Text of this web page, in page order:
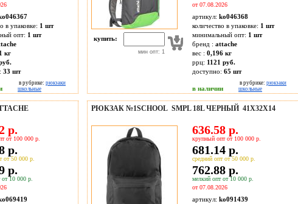
в упаковке: 1 шт
опт: 1 шт
кг
33 шт
в рубрике: рюкзаки
школьные
купить:
мин опт: 1
от 07.08.2026
артикул: ko046368
количество в упаковке: 1 шт
минимальный опт: 1 шт
бренд : attache
вес : 0,196 кг
ррц: 1121 руб.
доступно: 65 шт
в наличии
в рубрике: рюкзаки
школьные
р.
от 100 000 р.
р.
от 50 000 р.
р.
10 000 р.
РЮКЗАК №1SCHOOL SMPL 18L ЧЕРНЫЙ 41Х32Х14
636.58 р.
крупный опт от 100 000 р.
681.14 р.
средний опт от 50 000 р.
762.88 р.
мелкий опт от 10 000 р.
от 07.08.2026
артикул: ko091439